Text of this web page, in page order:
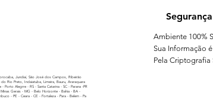
Jundiaí, São José dos Campos, Ribeirão
do Rio Preto, Indaiatuba, Limeira, Bauru, Araraquara
Alegrre - RS - Santa Catarina - SC - Parana -PR
Gerais - MG - Belo Horizonte - Bahia - BA -
- PE - Ceara - CE - Fortaleza - Para - Belem - Pa
Segurança
Ambiente 100%
Sua Informação
Pela Criptografia